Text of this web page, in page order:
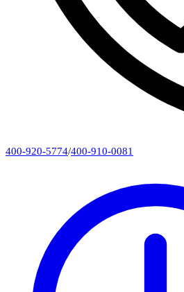
400-920-5774/400-910-0081